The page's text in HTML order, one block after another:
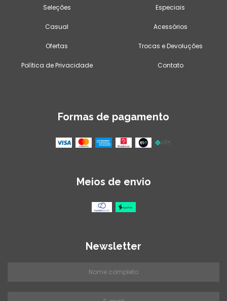
Seleções Especiais
Casual Acessórios
Ofertas Trocas e Devoluções
Política de Privacidade Contato
Formas de pagamento
Meios de envio
Newsletter